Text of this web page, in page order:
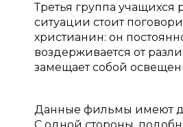
Третья группа учащихся
ситуации стоит
христианин: он
воздерживается от
замещает собой
Данные фильмы имеют